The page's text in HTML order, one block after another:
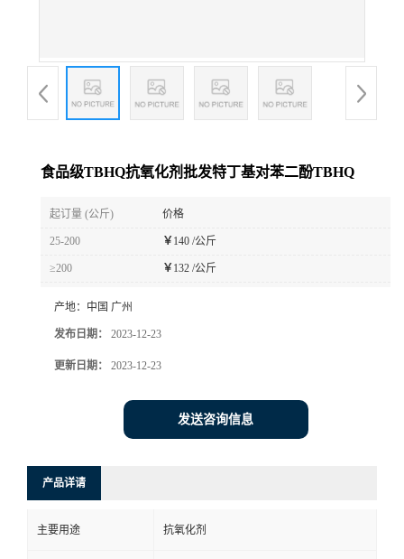
食品级TBHQ抗氧化剂批发特丁基对苯二酚TBHQ
起订量 (公斤) 价格
25-200 ￥ 140 /公斤
≥200 ￥ 132 /公斤
产地： 中国 广州
发布日期： 2023-12-23
更新日期： 2023-12-23
发送咨询信息
产品详请
主要用途 抗氧化剂